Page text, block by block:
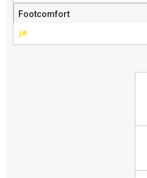
Footcomfort
ja